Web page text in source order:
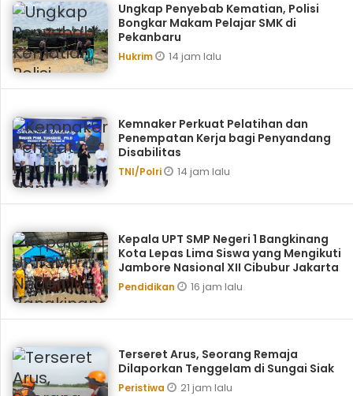
Ungkap Penyebab Kematian, Polisi
Bongkar Makam Pelajar SMK di
Pekanbaru
Hukrim 14 jam lalu
Kemnaker Perkuat Pelatihan dan
Penempatan Kerja bagi Penyandang
Disabilitas
TNI/Polri 14 jam lalu
Kepala UPT SMP Negeri 1 Bangkinang
Kota Lepas Lima Siswa yang Mengikuti
Jambore Nasional XII Cibubur Jakarta
Pendidikan 16 jam lalu
Terseret Arus, Seorang Remaja
Dilaporkan Tenggelam di Sungai Siak
Peristiwa 21 jam lalu